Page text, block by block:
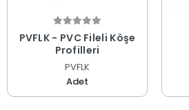
PVFLK - PVC Fileli Köşe
Profilleri
PVFLK
Adet